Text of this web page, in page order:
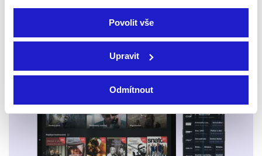
Povolit vše
Upravit
Odmítnout
Smart TV - Android, Google, Samsung, LG, VIDAA